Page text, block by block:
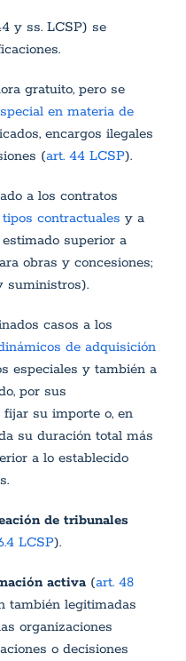
y ss. LCSP) se
gratuito, pero se
en materia de
encargos ilegales
(art. 44 LCSP).
a los contratos
tipos contractuales y a
superior a
obras y concesiones;
suministros).
casos a los
de adquisición
especiales y también a
por sus
su importe o, en
su duración total más
a lo establecido
de tribunales
LCSP).
activa (art. 48
también legitimadas
organizaciones
o decisiones